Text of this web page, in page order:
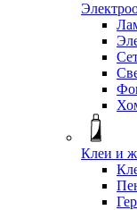
Клеи и